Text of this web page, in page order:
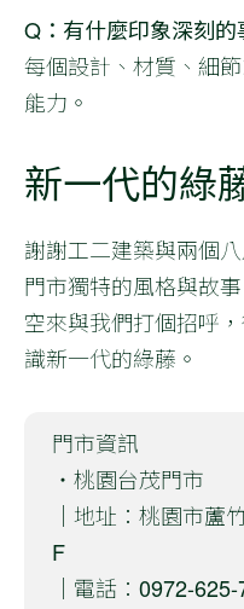
Q：有什麼印象深刻的
每個設計、材質、細
能力。
新一代的綠
謝謝工二建築與兩個
門市獨特的風格與故
空來與我們打個招呼
識新一代的綠藤。
門市資訊
・桃園台茂門市
｜地址：桃園市蘆
F
｜電話：0972-